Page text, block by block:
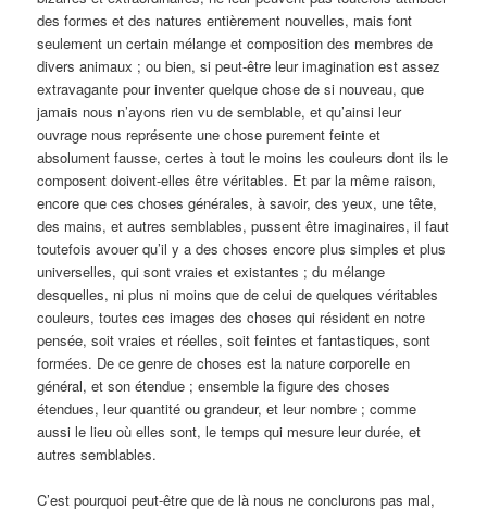
des formes et des natures entièrement nouvelles, mais font
seulement un certain mélange et composition des membres de
divers animaux ; ou bien, si peut-être leur imagination est assez
extravagante pour inventer quelque chose de si nouveau, que
jamais nous n’ayons rien vu de semblable, et qu’ainsi leur
ouvrage nous représente une chose purement feinte et
absolument fausse, certes à tout le moins les couleurs dont ils le
composent doivent-elles être véritables. Et par la même raison,
encore que ces choses générales, à savoir, des yeux, une tête,
des mains, et autres semblables, pussent être imaginaires, il faut
toutefois avouer qu’il y a des choses encore plus simples et plus
universelles, qui sont vraies et existantes ; du mélange
desquelles, ni plus ni moins que de celui de quelques véritables
couleurs, toutes ces images des choses qui résident en notre
pensée, soit vraies et réelles, soit feintes et fantastiques, sont
formées. De ce genre de choses est la nature corporelle en
général, et son étendue ; ensemble la figure des choses
étendues, leur quantité ou grandeur, et leur nombre ; comme
aussi le lieu où elles sont, le temps qui mesure leur durée, et
autres semblables.
C’est pourquoi peut-être que de là nous ne conclurons pas mal,